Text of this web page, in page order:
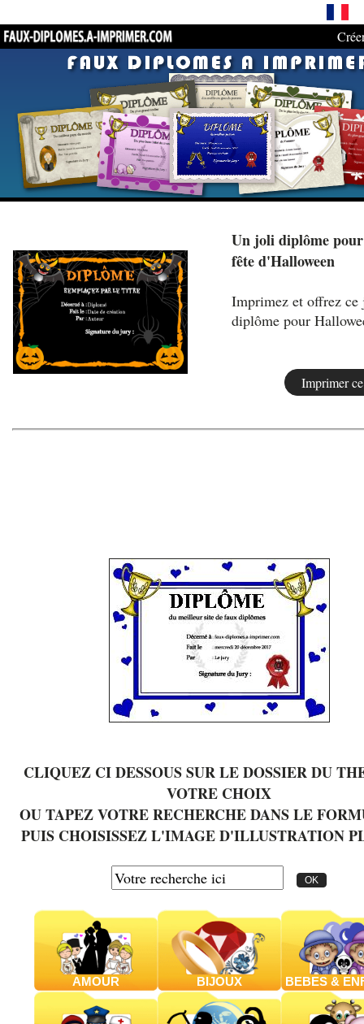
Un joli diplôme
fête d'Halloween
Imprimez et offrez
diplôme pour
CLIQUEZ CI DESSOUS SUR LE DOSSIER DU
VOTRE CHOIX
OU TAPEZ VOTRE RECHERCHE DANS LE
PUIS CHOISISSEZ L'IMAGE D'ILLUSTRATION
AMOUR BIJOUX BEBES &